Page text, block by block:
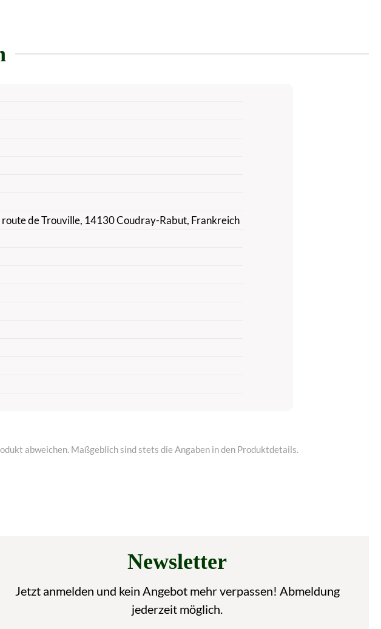
de Trouville, 14130 Coudray-Rabut, Frankreich
abweichen. Maßgeblich sind stets die Angaben in den Produktdetails.
Newsletter
Jetzt anmelden und kein Angebot mehr verpassen! Abmeldung
jederzeit möglich.